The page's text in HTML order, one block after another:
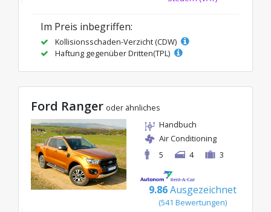
Im Preis inbegriffen:
Kollisionsschaden-Verzicht (CDW)
Haftung gegenüber Dritten(TPL)
Ford Ranger oder ähnliches
Handbuch
Air Conditioning
5
4 3
9.86 Ausgezeichnet
(541 Bewertungen)